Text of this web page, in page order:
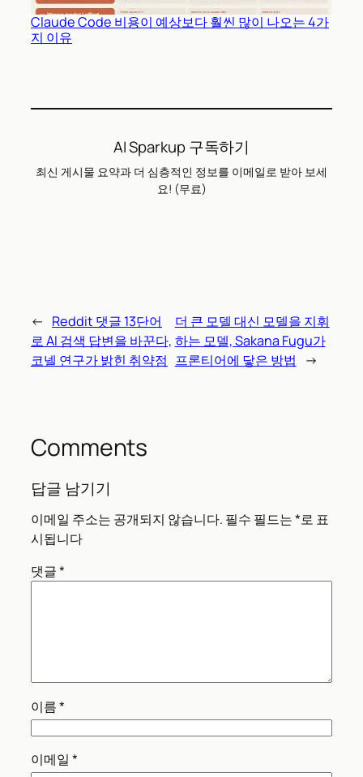
Claude Code 비용이 예상보다 훨씬 많이 나오는 4가
지 이유
AI Sparkup 구독하기
최신 게시물 요약과 더 심층적인 정보를 이메일로 받아 보세
요! (무료)
← Reddit 댓글 13단어
로 AI 검색 답변을 바꾼다,
코넬 연구가 밝힌 취약점
더 큰 모델 대신 모델을 지휘
하는 모델, Sakana Fugu가
프론티어에 닿은 방법
→
Comments
답글 남기기
이메일 주소는 공개되지 않습니다. 필수 필드는*로 표
시됩니다
댓글*
이름*
이메일 *